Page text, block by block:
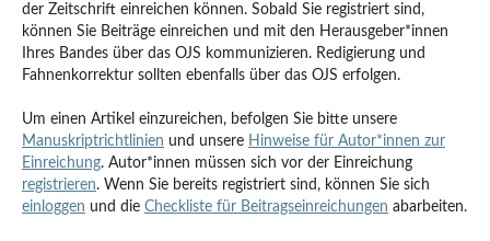
der Zeitschrift einreichen können. Sobald Sie registriert sind,
können Sie Beiträge einreichen und mit den Herausgeber*innen
Ihres Bandes über das OJS kommunizieren. Redigierung und
Fahnenkorrektur sollten ebenfalls über das OJS erfolgen.
Um einen Artikel einzureichen, befolgen Sie bitte unsere
Manuskriptrichtlinien und unsere Hinweise für Autor*innen zur
Einreichung. Autor*innen müssen sich vor der Einreichung
registrieren. Wenn Sie bereits registriert sind, können Sie sich
einloggen und die Checkliste für Beitragseinreichungen abarbeiten.